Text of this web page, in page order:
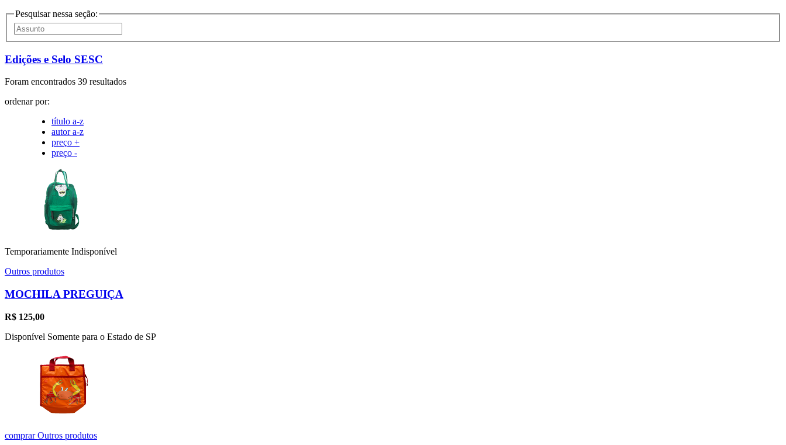
Pesquisar nessa seção:
Edições e Selo SESC
Foram encontrados 39 resultados
ordenar por:
título a-z
autor a-z
preço +
preço -
Temporariamente Indisponível
Outros produtos
MOCHILA PREGUIÇA
R$ 125,00
Disponível Somente para o Estado de SP
comprarOutros produtos